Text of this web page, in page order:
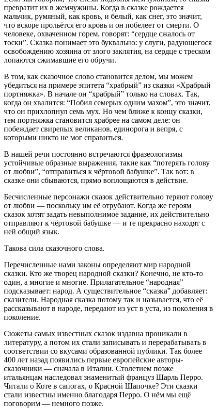
превратит их в жемчужины. Когда в сказке рождается
мальчик, румяный, как кровь, и белый, как снег, это значит,
что вскоре прольётся его кровь и он побелеет от смерти. О
человеке, охваченном горем, говорят: “сердце сжалось от
тоски”. Сказка понимает это буквально: у слуги, радующегося
освобождению хозяина от злого заклятия, на сердце с треском
лопаются сжимавшие его обручи.
В том, как сказочное слово становится делом, мы можем
убедиться на примере эпитета “храбрый” из сказки «Храбрый
портняжка». В начале он “храбрый” только на словах. Так,
когда он хвалится: “Побил семерых одним махом”, это значит,
что он прихлопнул семь мух. Но чем ближе к концу сказки,
тем портняжка становится храбрее на самом деле: он
побеждает свирепых великанов, единорога и вепря, с
которыми никто не мог справиться.
В нашей речи постоянно встречаются фразеологизмы —
устойчивые образные выражения, такие как “потерять голову
от любви”, “отправиться к чёртовой бабушке”. Так вот: в
сказке они сбываются, прямо воплощаются в действие.
Бесчисленные персонажи сказок действительно теряют голову
от любви — поскольку им её отрубают. Когда же героям
сказок хотят задать невыполнимое задание, их действительно
отправляют к чёртовой бабушке — и те прекрасно находят с
ней общий язык.
Такова сила сказочного слова.
Перечисленные нами законы определяют мир народной
сказки. Кто же творец народной сказки? Конечно, не кто-то
один, а многие и многие. Прилагательное “народная”
подсказывает: народ. А существительное “сказка” добавляет:
сказители. Народная сказка потому так и называется, что её
рассказывают в народе, передают из уст в уста, из поколения в
поколение.
Сюжеты самых известных сказок издавна проникали в
литературу, а потом их стали записывать и перерабатывать в
соответствии со вкусами образованной публики. Так более
400 лет назад появились первые европейские авторы-
сказочники — сначала в Италии. Столетием позже
итальянцам наследовал знаменитый француз Шарль Перро.
Читали о Коте в сапогах, о Красной Шапочке? Эти сказки
стали известны именно благодаря Перро. О нём мы ещё
поговорим — немного позже.